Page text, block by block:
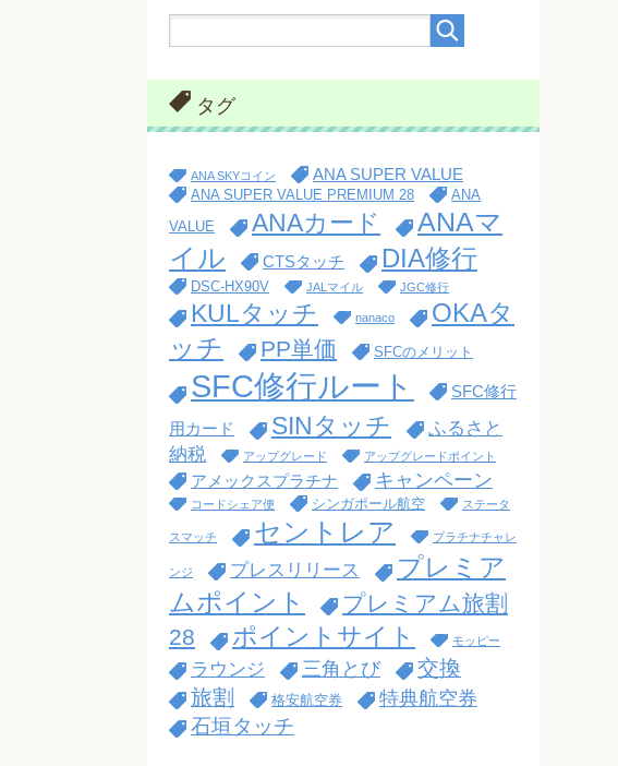
タグ
ANA SKYコイン ANA SUPER VALUE
ANA SUPER VALUE PREMIUM 28
ANA
VALUE
ANAカード
ANAマ
イル
CTSタッチ DIA修行
DSC-HX90V JALマイル JGC修行
KULタッチ nanaco
OKAタ
ッチ
PP単価 SFCのメリット
SFC修行ルート
SFC修行
用カード
SINタッチ
ふるさと
納税
アップグレード アップグレードポイント
アメックスプラチナ キャンペーン
コードシェア便 シンガポール航空 ステータ
スマッチ セントレア プラチナチャレ
ンジ プレスリリース
プレミア
ムポイント
プレミアム旅割
28
ポイントサイト モッピー
ラウンジ 三角とび
交換
旅割
格安航空券 特典航空券
石垣タッチ